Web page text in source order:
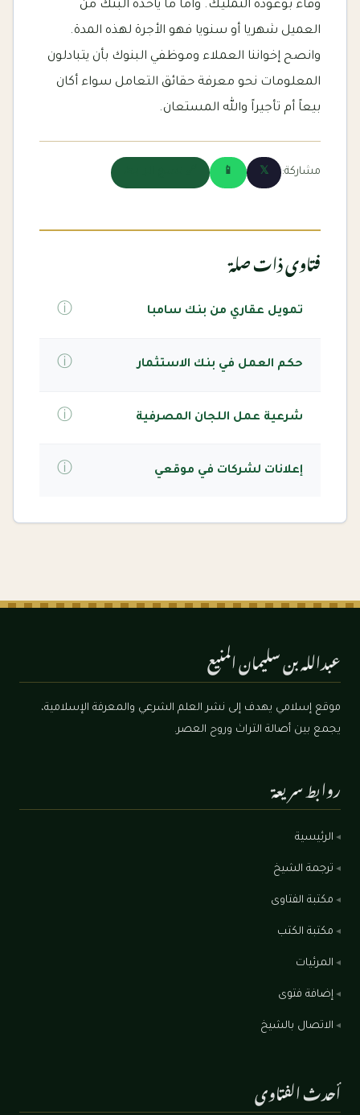
وفاء بوعوده التمليك. وأما ما يأخذه البنك من
العميل شهريا أو سنويا فهو الأجرة لهذه المدة.
وانصح إخواننا العملاء وموظفي البنوك بأن يتبادلون
المعلومات نحو معرفة حقائق التعامل سواء أكان
بيعاً أم تأجيراً والله المستعان.
مشاركة: 𝕏
📱
فتاوى ذات صلة
تمويل عقاري من بنك سامبا ⓘ
حكم العمل في بنك الاستثمار ⓘ
شرعية عمل اللجان المصرفية ⓘ
إعلانات لشركات في موقعي ⓘ
عبدالله بن سليمان المنيع
موقع إسلامي يهدف إلى نشر العلم الشرعي والمعرفة الإسلامية،
يجمع بين أصالة التراث وروح العصر.
روابط سريعة
الرئيسية
ترجمة الشيخ
مكتبة الفتاوى
مكتبة الكتب
المرئيات
إضافة فتوى
الاتصال بالشيخ
أحدث الفتاوى